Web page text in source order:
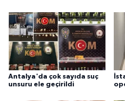
Antalya'da çok sayıda suç
unsuru ele geçirildi